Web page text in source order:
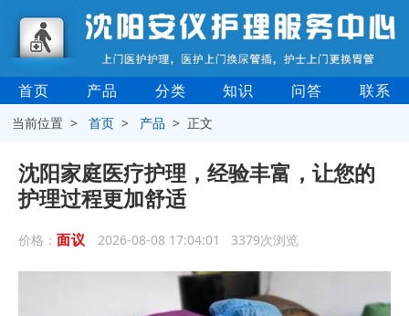
首页 产品 分类 知识 问答 联系
当前位置 >首页 > 产品 > 正文
沈阳家庭医疗护理，经验丰富，让您的
护理过程更加舒适
价格： 面议 2026-08-08 17:04:01 3379次浏览